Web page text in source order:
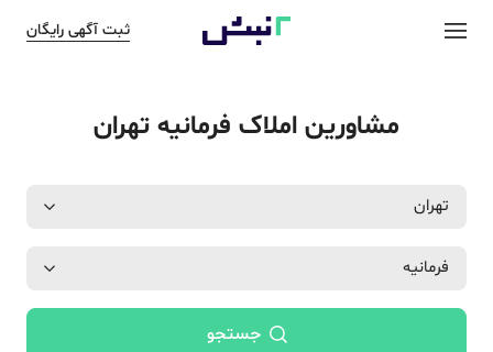
ثبت آگهی رایگان
مشاورین املاک فرمانیه تهران
تهران
فرمانیه
جستجو